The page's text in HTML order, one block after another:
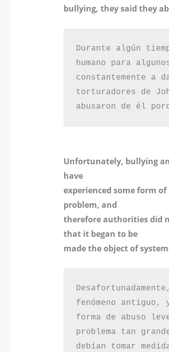
bullying, they said they
Durante algún
humano para
constantemente a
torturadores de
abusaron de él
Unfortunately, bullying
have
experienced some form
problem, and
therefore authorities did
that it began to be
made the object of
fenómeno
forma de abuso
problema tan
debían tomar